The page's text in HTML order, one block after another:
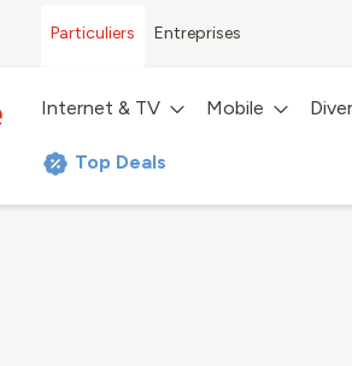
Particuliers Entreprises
Internet & TV Mobile
Top Deals